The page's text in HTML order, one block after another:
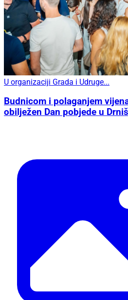
U organizaciji Grada i Udruge...
Budnicom i polaganjem
obilježen Dan pobjede u